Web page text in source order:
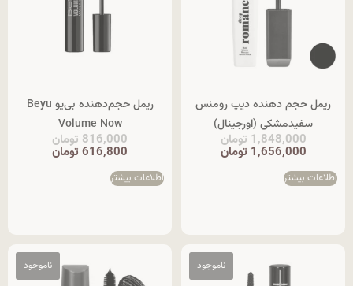
ریمل حجم دهنده دیپ رومنس
سفیدمشکی (اورجینال)
1,848,000تومان
1,656,000 تومان
اطلاعات بیشتر
ریمل حجم‌دهنده بی‌یو Beyu
Volume Now
816,000تومان
616,800 تومان
اطلاعات بیشتر